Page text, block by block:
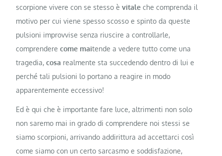
scorpione vivere con se stesso èvitale che comprenda il
motivo per cui viene spesso scosso e spinto da queste
pulsioni improvvise senza riuscire a controllarle,
comprenderecome maitende a vedere tutto come una
tragedia,cosa realmente sta succedendo dentro di lui e
perché tali pulsioni lo portano a reagire in modo
apparentemente eccessivo!
Ed è qui che è importante fare luce, altrimenti non solo
non saremo mai in grado di comprendere noi stessi se
siamo scorpioni, arrivando addirittura ad accettarci così
come siamo con un certo sarcasmo e soddisfazione,